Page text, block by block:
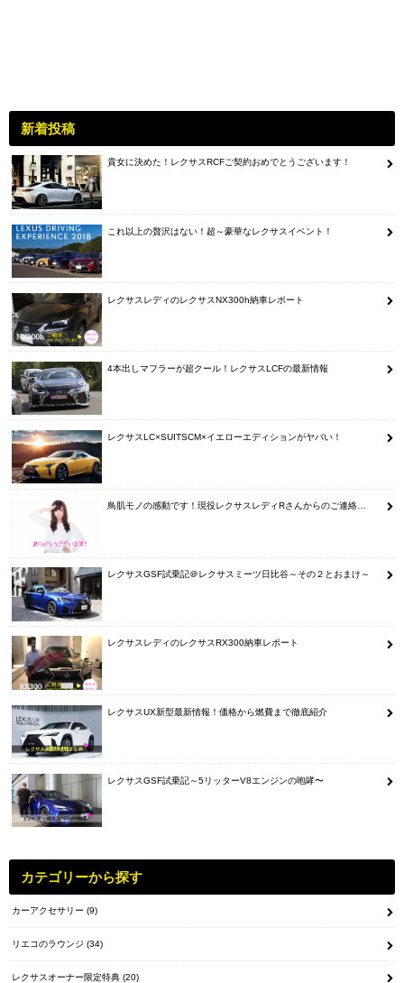
新着投稿
貴女に決めた！レクサスRCFご契約おめでとうございます！
これ以上の贅沢はない！超～豪華なレクサスイベント！
レクサスレディのレクサスNX300h納車レポート
4本出しマフラーが超クール！レクサスLCFの最新情報
レクサスLC×SUITSCM×イエローエディションがヤバい！
鳥肌モノの感動です！現役レクサスレディRさんからのご連絡…
レクサスGSF試乗記＠レクサスミーツ日比谷～その２とおまけ～
レクサスレディのレクサスRX300納車レポート
レクサスUX新型最新情報！価格から燃費まで徹底紹介
レクサスGSF試乗記～5リッターV8エンジンの咆哮〜
カテゴリーから探す
カーアクセサリー(9)
リエコのラウンジ(34)
レクサスオーナー限定特典(20)